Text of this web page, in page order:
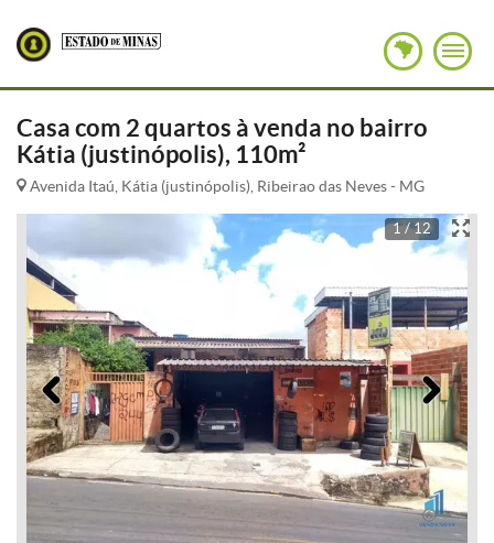
Casa com 2 quartos à venda no bairro
Kátia (justinópolis), 110m²
Avenida Itaú, Kátia (justinópolis), Ribeirao das Neves - MG
1 / 12
Anterior